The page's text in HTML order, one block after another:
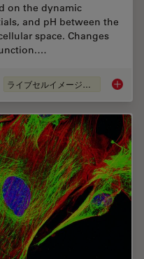
on the dynamic
and pH between the
space. Changes
ライブセルイメージング